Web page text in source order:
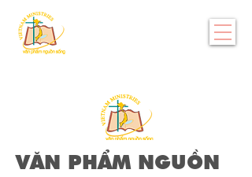
VĂN PHẨM NGUỒN